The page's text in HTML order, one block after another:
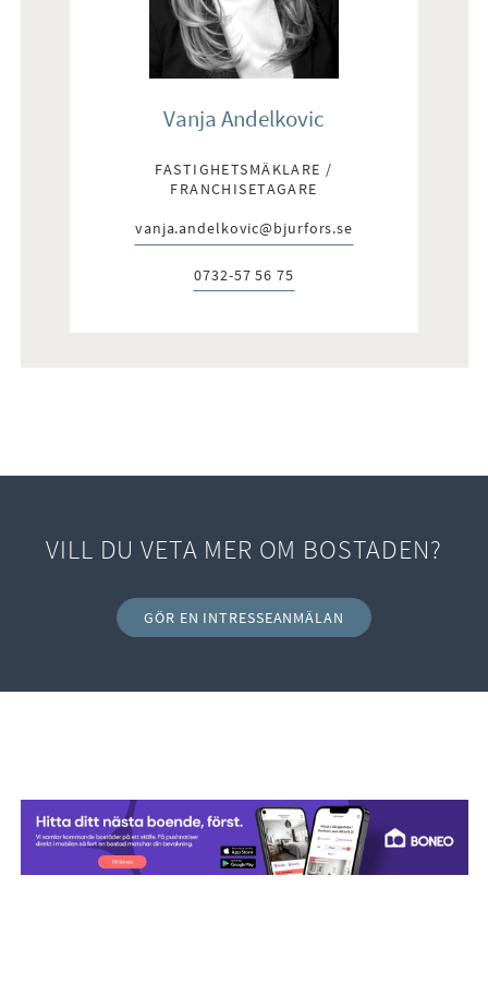
Vanja Andelkovic
FASTIGHETSMÄKLARE /
FRANCHISETAGARE
E-post:
vanja.andelkovic@bjurfors.se
Telefon:
0732-57 56 75
VILL DU VETA MER OM BOSTADEN?
GÖR EN INTRESSEANMÄLAN